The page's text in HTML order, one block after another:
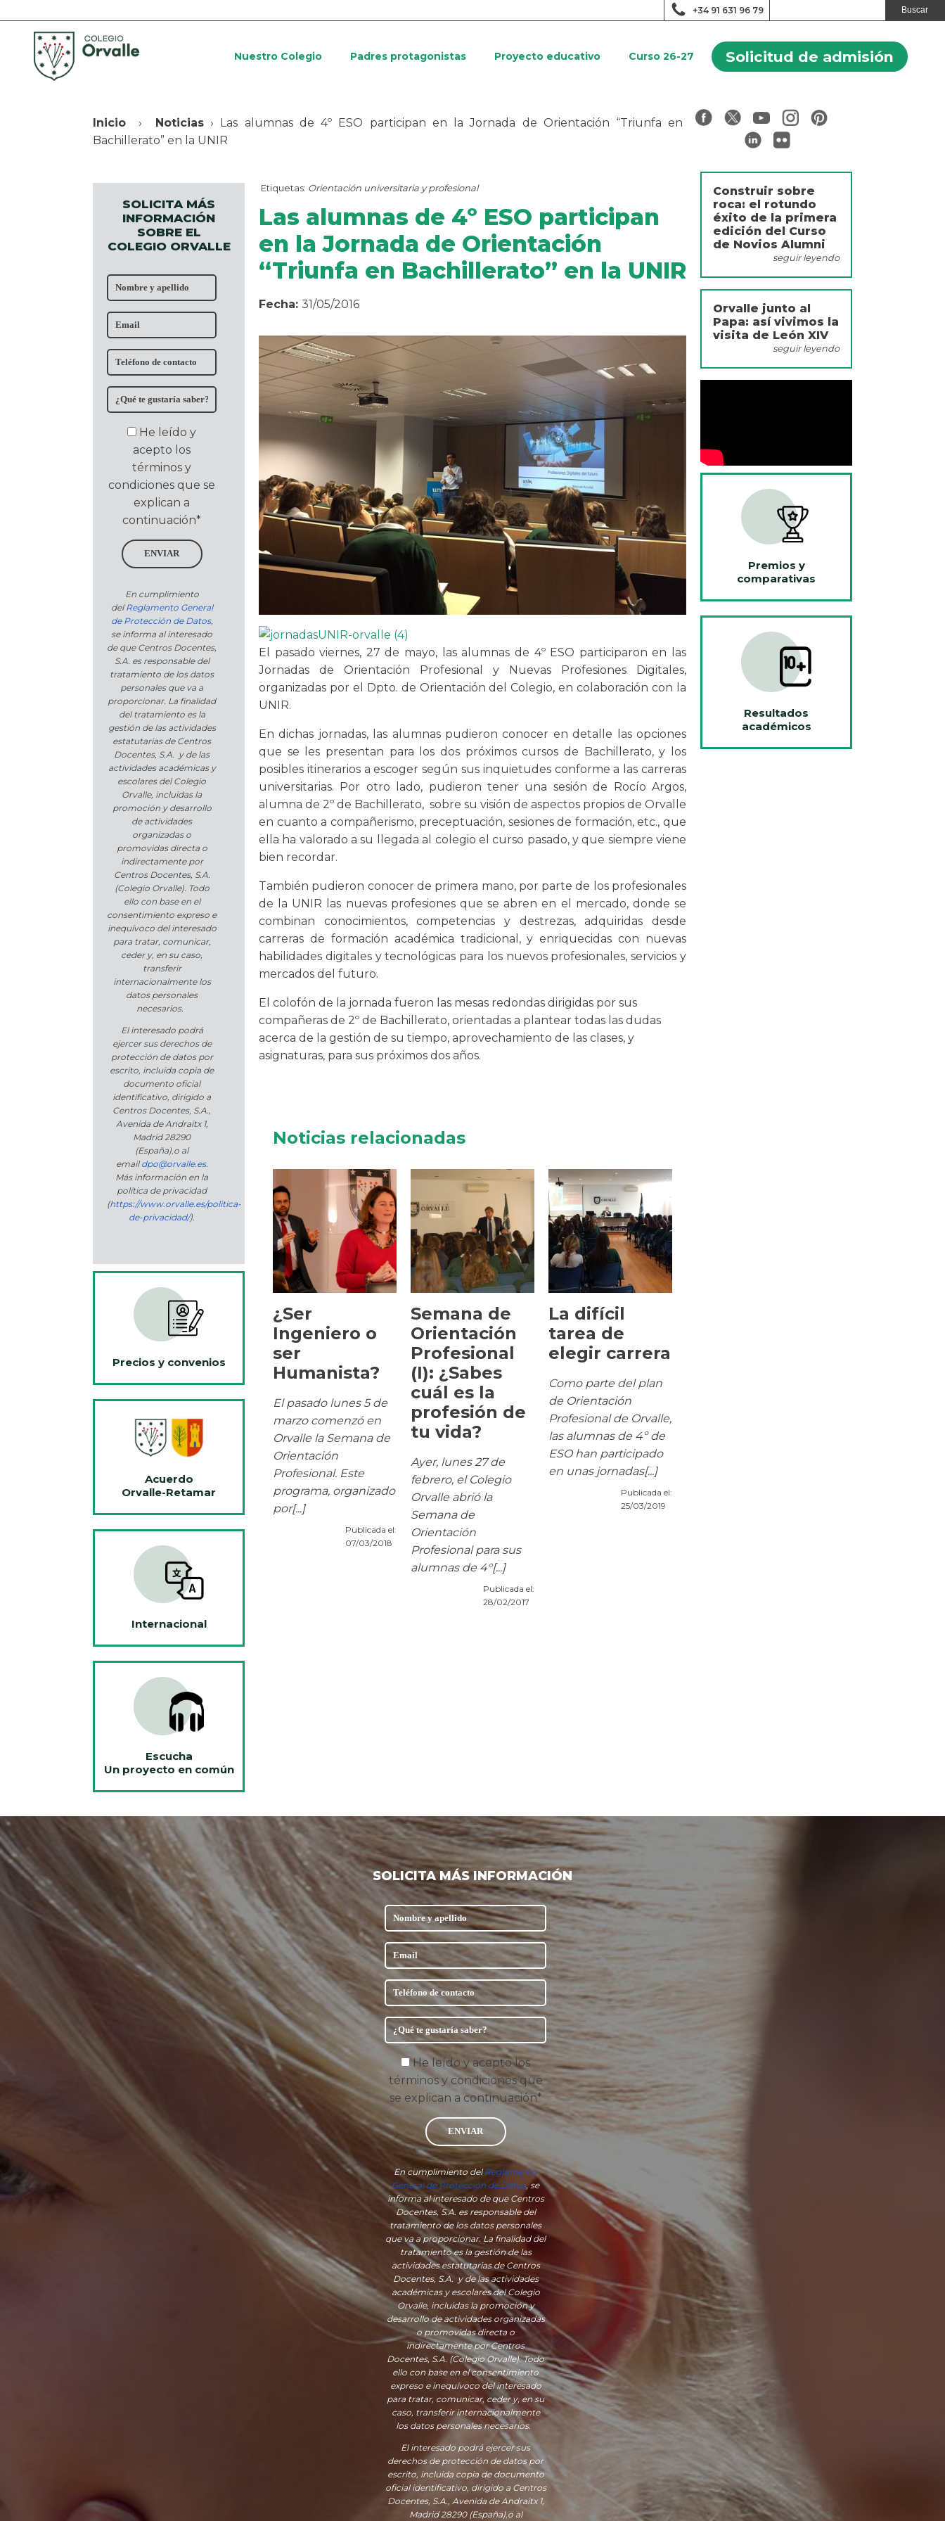
+34 91 631 96 79
Nuestro Colegio Padres protagonistas Proyecto educativo Curso 26-27 Solicitud de admisión
Inicio › Noticias› Las alumnas de 4º ESO participan en la Jornada de Orientación “Triunfa en
Bachillerato” en la UNIR
SOLICITA MÁS
INFORMACIÓN
SOBRE EL
COLEGIO ORVALLE
He leído y
acepto los
términos y
condiciones que se
explican a
continuación*
ENVIAR
En cumplimiento
delReglamento General
de Protección de Datos,
se informa al interesado
de que Centros Docentes,
S.A. es responsable del
tratamiento de los datos
personales que va a
proporcionar. La finalidad
del tratamiento es la
gestión de las actividades
estatutarias de Centros
Docentes, S.A. y de las
actividades académicas y
escolares del Colegio
Orvalle, incluidas la
promoción y desarrollo
de actividades
organizadas o
promovidas directa o
indirectamente por
Centros Docentes, S.A.
(Colegio Orvalle). Todo
ello con base en el
consentimiento expreso e
inequívoco del interesado
para tratar, comunicar,
ceder y, en su caso,
transferir
internacionalmente los
datos personales
necesarios.
El interesado podrá
ejercer sus derechos de
protección de datos por
escrito, incluida copia de
documento oficial
identificativo, dirigido a
Centros Docentes, S.A.,
Avenida de Andraitx 1,
Madrid 28290
(España),o al
emaildpo@orvalle.es.
Más información en la
política de privacidad
(https://www.orvalle.es/politica-
de-privacidad/).
Precios y convenios
Acuerdo
Orvalle-Retamar
Internacional
Escucha
Un proyecto en común
Etiquetas: Orientación universitaria y profesional
Las alumnas de 4º ESO participan
en la Jornada de Orientación
“Triunfa en Bachillerato” en la UNIR
Fecha: 31/05/2016
El pasado viernes, 27 de mayo, las alumnas de 4º ESO participaron en las
Jornadas de Orientación Profesional y Nuevas Profesiones Digitales,
organizadas por el Dpto. de Orientación del Colegio, en colaboración con la
UNIR.
En dichas jornadas, las alumnas pudieron conocer en detalle las opciones
que se les presentan para los dos próximos cursos de Bachillerato, y los
posibles itinerarios a escoger según sus inquietudes conforme a las carreras
universitarias. Por otro lado, pudieron tener una sesión de Rocío Argos,
alumna de 2º de Bachillerato, sobre su visión de aspectos propios de Orvalle
en cuanto a compañerismo, preceptuación, sesiones de formación, etc., que
ella ha valorado a su llegada al colegio el curso pasado, y que siempre viene
bien recordar.
También pudieron conocer de primera mano, por parte de los profesionales
de la UNIR las nuevas profesiones que se abren en el mercado, donde se
combinan conocimientos, competencias y destrezas, adquiridas desde
carreras de formación académica tradicional, y enriquecidas con nuevas
habilidades digitales y tecnológicas para los nuevos profesionales, servicios y
mercados del futuro.
El colofón de la jornada fueron las mesas redondas dirigidas por sus
compañeras de 2º de Bachillerato, orientadas a plantear todas las dudas
acerca de la gestión de su tiempo, aprovechamiento de las clases, y
asignaturas, para sus próximos dos años.
Noticias relacionadas
¿Ser
Ingeniero o
ser
Humanista?
El pasado lunes 5 de
marzo comenzó en
Orvalle la Semana de
Orientación
Profesional. Este
programa, organizado
por[...]
Publicada el:
07/03/2018
Semana de
Orientación
Profesional
(I): ¿Sabes
cuál es la
profesión de
tu vida?
Ayer, lunes 27 de
febrero, el Colegio
Orvalle abrió la
Semana de
Orientación
Profesional para sus
alumnas de 4°[...]
Publicada el:
28/02/2017
La difícil
tarea de
elegir carrera
Como parte del plan
de Orientación
Profesional de Orvalle,
las alumnas de 4º de
ESO han participado
en unas jornadas[...]
Publicada el:
25/03/2019
Construir sobre
roca: el rotundo
éxito de la primera
edición del Curso
de Novios Alumni
seguir leyendo
Orvalle junto al
Papa: así vivimos la
visita de León XIV
seguir leyendo
Premios y
comparativas
Resultados
académicos
SOLICITA MÁS INFORMACIÓN
He leído y acepto los
términos y condiciones que
se explican a continuación*
ENVIAR
En cumplimiento delReglamento
General de Protección de Datos, se
informa al interesado de que Centros
Docentes, S.A. es responsable del
tratamiento de los datos personales
que va a proporcionar. La finalidad del
tratamiento es la gestión de las
actividades estatutarias de Centros
Docentes, S.A. y de las actividades
académicas y escolares del Colegio
Orvalle, incluidas la promoción y
desarrollo de actividades organizadas
o promovidas directa o
indirectamente por Centros
Docentes, S.A. (Colegio Orvalle). Todo
ello con base en el consentimiento
expreso e inequívoco del interesado
para tratar, comunicar, ceder y, en su
caso, transferir internacionalmente
los datos personales necesarios.
El interesado podrá ejercer sus
derechos de protección de datos por
escrito, incluida copia de documento
oficial identificativo, dirigido a Centros
Docentes, S.A., Avenida de Andraitx 1,
Madrid 28290 (España),o al